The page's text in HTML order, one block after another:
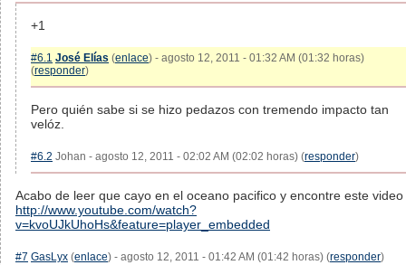
+1
#6.1 José Elías (enlace) - agosto 12, 2011 - 01:32 AM (01:32 horas)
(responder)
Pero quién sabe si se hizo pedazos con tremendo impacto tan
velóz.
#6.2 Johan - agosto 12, 2011 - 02:02 AM (02:02 horas) (responder)
Acabo de leer que cayo en el oceano pacifico y encontre este video
http://www.youtube.com/watch?
v=kvoUJkUhoHs&feature=player_embedded
#7 GasLyx (enlace) - agosto 12, 2011 - 01:42 AM (01:42 horas) (responder)